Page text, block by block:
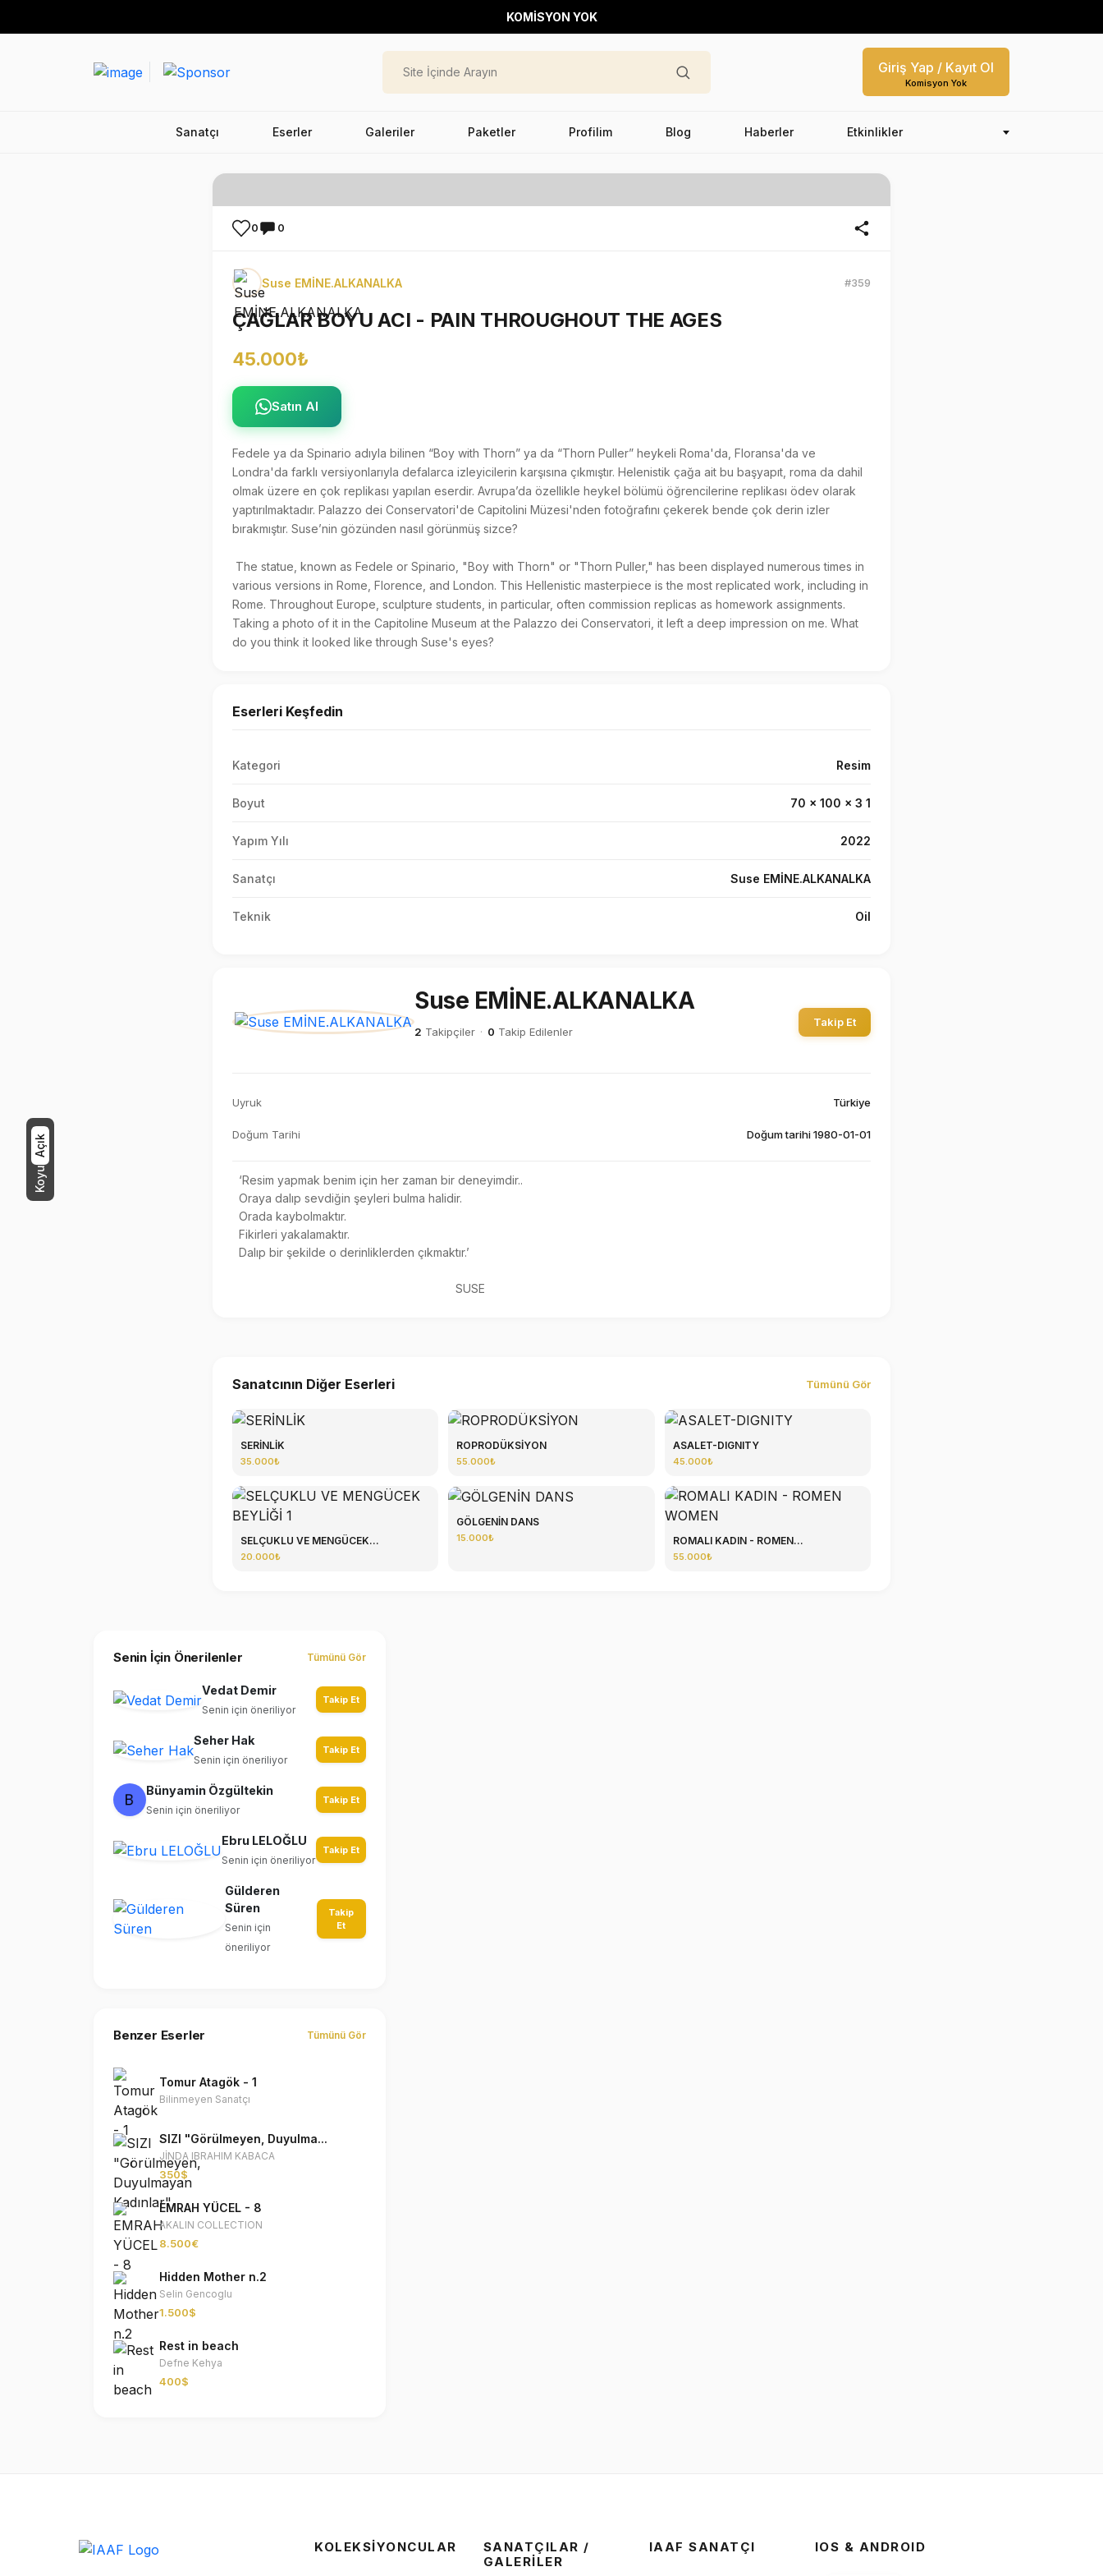
Koyu
Açık
KOMİSYON YOK
Giriş Yap / Kayıt Ol
Komisyon Yok
Sanatçı Eserler Galeriler Paketler Profilim Blog Haberler Etkinlikler
0 0
Suse EMİNE.ALKANALKA #359
ÇAĞLAR BOYU ACI - PAIN THROUGHOUT THE AGES
45.000₺
Satın Al
Fedele ya da Spinario adıyla bilinen “Boy with Thorn” ya da “Thorn Puller” heykeli Roma'da, Floransa'da ve
Londra'da farklı versiyonlarıyla defalarca izleyicilerin karşısına çıkmıştır. Helenistik çağa ait bu başyapıt, roma da dahil
olmak üzere en çok replikası yapılan eserdir. Avrupa’da özellikle heykel bölümü öğrencilerine replikası ödev olarak
yaptırılmaktadır. Palazzo dei Conservatori'de Capitolini Müzesi'nden fotoğrafını çekerek bende çok derin izler
bırakmıştır. Suse’nin gözünden nasıl görünmüş sizce?
various versions in Rome, Florence, and London. This Hellenistic masterpiece is the most replicated work, including in
Rome. Throughout Europe, sculpture students, in particular, often commission replicas as homework assignments.
Taking a photo of it in the Capitoline Museum at the Palazzo dei Conservatori, it left a deep impression on me. What
do you think it looked like through Suse's eyes?
Eserleri Keşfedin
Kategori Resim
Boyut 70 x 100 x 3 1
Yapım Yılı 2022
Sanatçı Suse EMİNE.ALKANALKA
Teknik Oil
Suse EMİNE.ALKANALKA
2 Takipçiler · 0 Takip Edilenler
Takip Et
Uyruk Türkiye
Doğum Tarihi Doğum tarihi 1980-01-01
‘Resim yapmak benim için her zaman bir deneyimdir..
Oraya dalıp sevdiğin şeyleri bulma halidir.
Orada kaybolmaktır.
Fikirleri yakalamaktır.
Dalıp bir şekilde o derinliklerden çıkmaktır.’
                                                                    SUSE
Sanatcının Diğer Eserleri Tümünü Gör
SERİNLİK
35.000₺
ROPRODÜKSİYON
55.000₺
ASALET-DIGNITY
45.000₺
SELÇUKLU VE MENGÜCEK...
20.000₺
GÖLGENİN DANS
15.000₺ ROMALI KADIN - ROMEN...
55.000₺
Senin İçin Önerilenler Tümünü Gör
Vedat Demir
Senin için öneriliyor
Takip Et
Seher Hak
Senin için öneriliyor
Takip Et
Bünyamin Özgültekin
Senin için öneriliyor
Takip Et
Ebru LELOĞLU
Senin için öneriliyor
Takip Et
Gülderen
Süren
Senin için
öneriliyor
Takip
Et
Benzer Eserler Tümünü Gör
Tomur Atagök - 1
Bilinmeyen Sanatçı
SIZI "Görülmeyen, Duyulma...
JİNDA IBRAHIM KABACA
350$
EMRAH YÜCEL - 8
AKALIN COLLECTION
8.500€
Hidden Mother n.2
Selin Gencoglu
1.500$
Rest in beach
Defne Kehya
400$
KOLEKSIYONCULAR
SANATÇILAR /
GALERILER
IAAF SANATÇI IOS & ANDROID